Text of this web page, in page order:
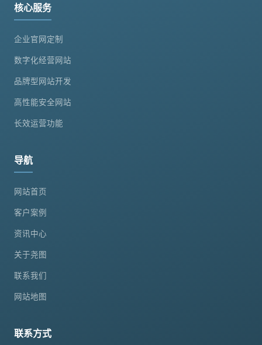
核心服务
企业官网定制
数字化经营网站
品牌型网站开发
高性能安全网站
长效运营功能
导航
网站首页
客户案例
资讯中心
关于尧图
联系我们
网站地图
联系方式